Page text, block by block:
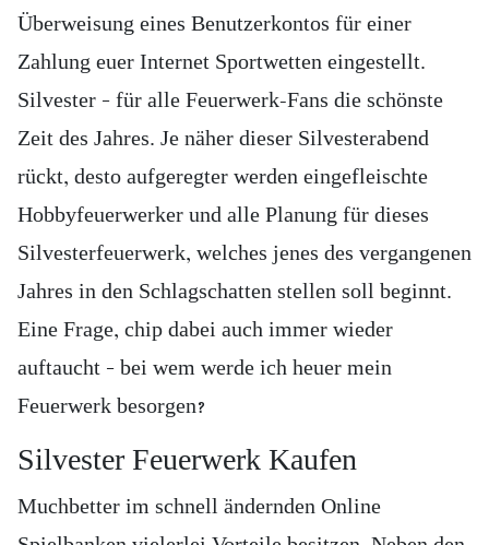
Überweisung eines Benutzerkontos für einer
Zahlung euer Internet Sportwetten eingestellt.
Silvester – für alle Feuerwerk-Fans die schönste
Zeit des Jahres. Je näher dieser Silvesterabend
rückt, desto aufgeregter werden eingefleischte
Hobbyfeuerwerker und alle Planung für dieses
Silvesterfeuerwerk, welches jenes des vergangenen
Jahres in den Schlagschatten stellen soll beginnt.
Eine Frage, chip dabei auch immer wieder
auftaucht – bei wem werde ich heuer mein
Feuerwerk besorgen?
Silvester Feuerwerk Kaufen
Muchbetter im schnell ändernden Online